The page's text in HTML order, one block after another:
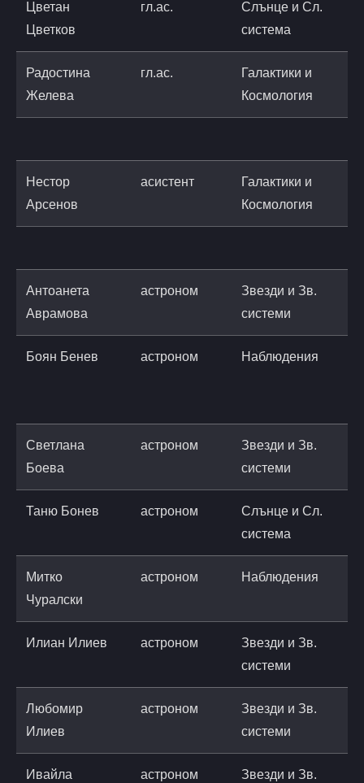
Цветан
Цветков
гл.ас.
Слънце и Сл.
система
Радостина
Желева
гл.ас.
Галактики и
Космология
Нестор
Арсенов
асистент
Галактики и
Космология
Антоанета
Аврамова
астроном
Звезди и Зв.
системи
Боян Бенев астроном Наблюдения
Светлана
Боева
астроном
Звезди и Зв.
системи
Таню Бонев астроном
Слънце и Сл.
система
Митко
Чуралски
астроном Наблюдения
Илиан Илиев астроном
Звезди и Зв.
системи
Любомир
Илиев
астроном
Звезди и Зв.
системи
Ивайла
астроном
Звезди и Зв.